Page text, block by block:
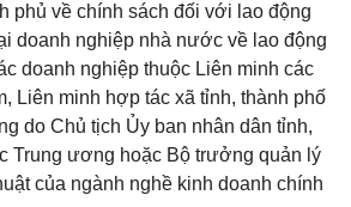
phủ về chính sách đối với lao động
doanh nghiệp nhà nước về lao động
doanh nghiệp thuộc Liên minh các
Liên minh hợp tác xã tỉnh, thành phố
do Chủ tịch Ủy ban nhân dân tỉnh,
Trung ương hoặc Bộ trưởng quản lý
của ngành nghề kinh doanh chính